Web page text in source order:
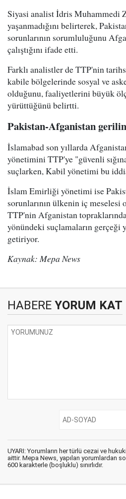
Siyasi analist İdris Muhammedi
yaşanmadığını belirterek,
sorunlarının sorumluluğunu
çalıştığını ifade etti.
Farklı analistler de TTP'nin
kabile bölgelerinde sosyal ve
olduğunu, faaliyetlerini büyük
yürüttüğünü belirtti.
Pakistan-Afganistan
İslamabad son yıllarda
yönetimini TTP'ye "güvenli
suçlarken, Kabil yönetimi bu
İslam Emirliği yönetimi ise
sorunlarının ülkenin iç meselesi
TTP'nin Afganistan
yönündeki suçlamaların gerçeği
getiriyor.
Kaynak: Mepa News
HABERE YORUM KAT
UYARI: Yorumların her türlü cezai ve
aittir. Mepa News, yapılan yorumlardan
600 karakterle (boşluklu) sınırlıdır.